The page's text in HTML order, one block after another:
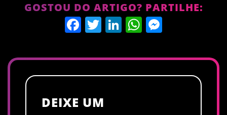
GOSTOU DO ARTIGO? PARTILHE:
Facebook
Twitter
LinkedIn
WhatsApp
DEIXE UM